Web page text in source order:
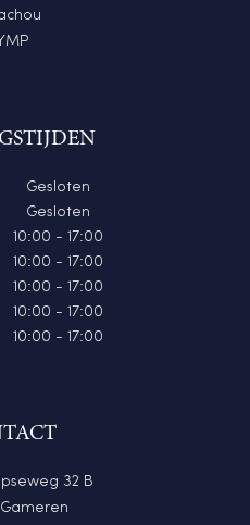
Gesloten
Gesloten
10:00 - 17:00
10:00 - 17:00
10:00 - 17:00
10:00 - 17:00
10:00 - 17:00
32 B
Gameren